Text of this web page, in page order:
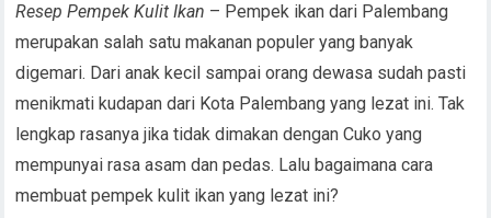
Resep Pempek Kulit Ikan – Pempek ikan dari Palembang
merupakan salah satu makanan populer yang banyak
digemari. Dari anak kecil sampai orang dewasa sudah pasti
menikmati kudapan dari Kota Palembang yang lezat ini. Tak
lengkap rasanya jika tidak dimakan dengan Cuko yang
mempunyai rasa asam dan pedas. Lalu bagaimana cara
membuat pempek kulit ikan yang lezat ini?